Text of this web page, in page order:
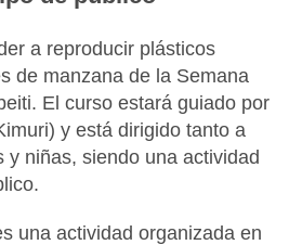
a reproducir plásticos
de manzana de la Semana
El curso estará guiado por
y está dirigido tanto a
y niñas, siendo una actividad
una actividad organizada en